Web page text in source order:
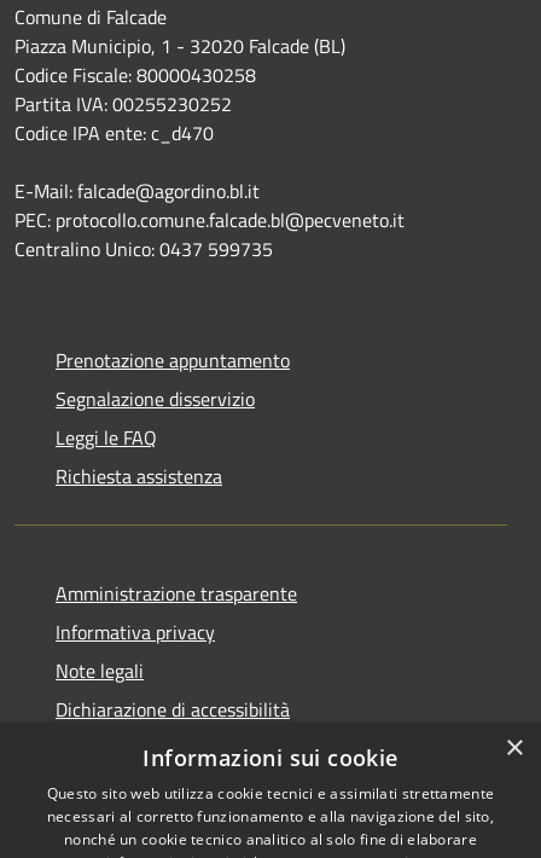
Comune di Falcade
Piazza Municipio, 1 - 32020 Falcade (BL)
Codice Fiscale: 80000430258
Partita IVA: 00255230252
Codice IPA ente: c_d470
E-Mail: falcade@agordino.bl.it
PEC: protocollo.comune.falcade.bl@pecveneto.it
Centralino Unico: 0437 599735
Prenotazione appuntamento
Segnalazione disservizio
Leggi le FAQ
Richiesta assistenza
Amministrazione trasparente
Informativa privacy
Note legali
Dichiarazione di accessibilità
Dichiarazione di accessibilità App Municipium
×
Informazioni sui cookie
Questo sito web utilizza cookie tecnici e assimilati strettamente
necessari al corretto funzionamento e alla navigazione del sito,
nonché un cookie tecnico analitico al solo fine di elaborare